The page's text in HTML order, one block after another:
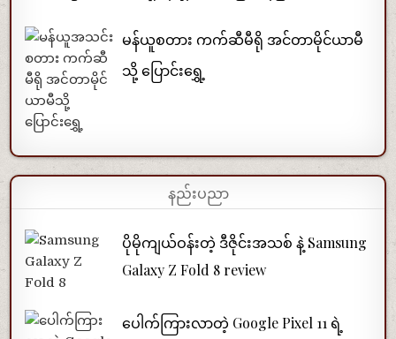
မန်ယူစတား ကက်ဆီမီရို အင်တာမိုင်ယာမီ
သို့ ပြောင်းရွှေ့
နည်းပညာ
ပိုမိုကျယ်ဝန်းတဲ့ ဒီဇိုင်းအသစ် နဲ့ Samsung
Galaxy Z Fold 8 review
ပေါက်ကြားလာတဲ့ Google Pixel 11 ရဲ့